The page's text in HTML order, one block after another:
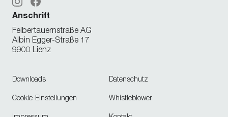
Anschrift
Felbertauernstraße AG
Albin Egger-Straße 17
9900 Lienz
InstagramFacebook
Downloads Datenschutz
Cookie-Einstellungen Whistleblower